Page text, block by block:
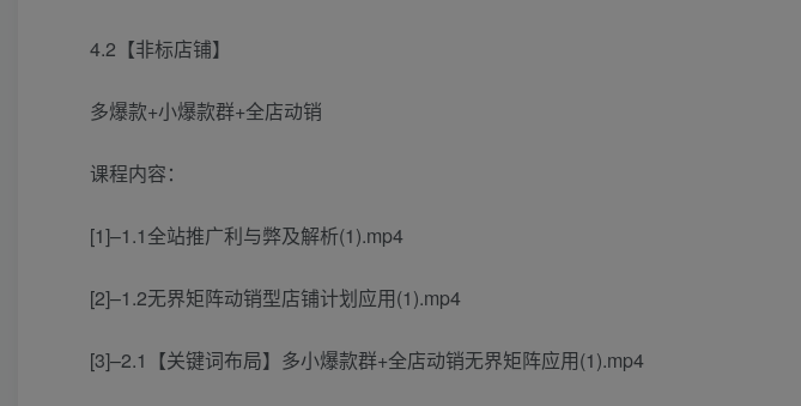
4.2【非标店铺】
多爆款+小爆款群+全店动销
课程内容：
[1]–1.1全站推广利与弊及解析(1).mp4
[2]–1.2无界矩阵动销型店铺计划应用(1).mp4
[3]–2.1【关键词布局】多小爆款群+全店动销无界矩阵应用(1).mp4